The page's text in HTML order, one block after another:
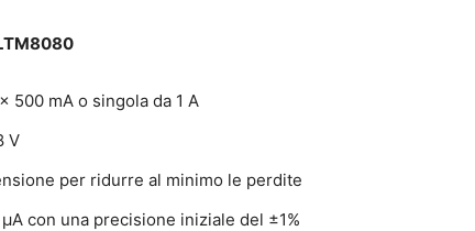
500 mA o singola da 1 A
V
per ridurre al minimo le perdite
con una precisione iniziale del ±1%